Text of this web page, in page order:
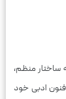
ساختار منظم،
ادبی خود